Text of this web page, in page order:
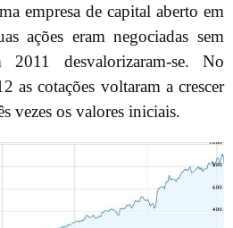
empresa de capital aberto em
ações eram negociadas sem
desvalorizaram-se. No
as cotações voltaram a crescer
vezes os valores iniciais.